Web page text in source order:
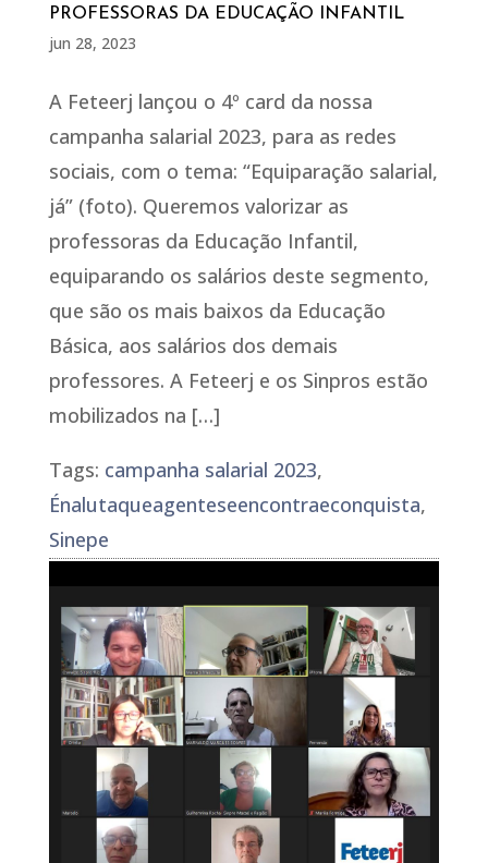
PROFESSORAS DA EDUCAÇÃO INFANTIL
jun 28, 2023
A Feteerj lançou o 4º card da nossa
campanha salarial 2023, para as redes
sociais, com o tema: “Equiparação salarial,
já” (foto). Queremos valorizar as
professoras da Educação Infantil,
equiparando os salários deste segmento,
que são os mais baixos da Educação
Básica, aos salários dos demais
professores. A Feteerj e os Sinpros estão
mobilizados na […]
Tags: campanha salarial 2023,
Énalutaqueagenteseencontraeconquista,
Sinepe